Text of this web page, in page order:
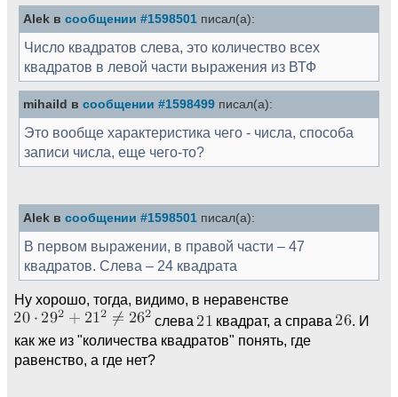
Alek в сообщении #1598501 писал(а):
Число квадратов слева, это количество всех
квадратов в левой части выражения из ВТФ
mihaild в сообщении #1598499 писал(а):
Это вообще характеристика чего - числа, способа
записи числа, еще чего-то?
Alek в сообщении #1598501 писал(а):
В первом выражении, в правой части – 47
квадратов. Слева – 24 квадрата
Ну хорошо, тогда, видимо, в неравенстве
слева
квадрат, а справа
. И
как же из "количества квадратов" понять, где
равенство, а где нет?